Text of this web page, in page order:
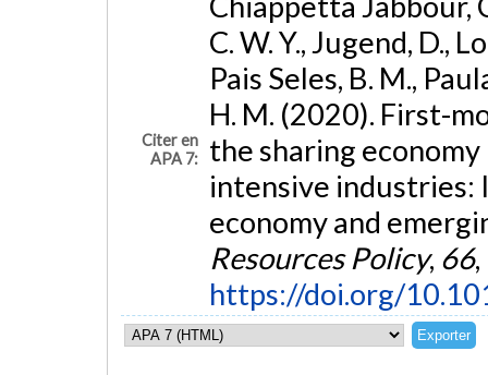
Citer en
APA 7:
C. W. Y., Jugend, D.,
Pais Seles, B. M.,
H. M. (2020). First-
the sharing
intensive industries:
economy and
Resources Policy, 66
https://doi.org/